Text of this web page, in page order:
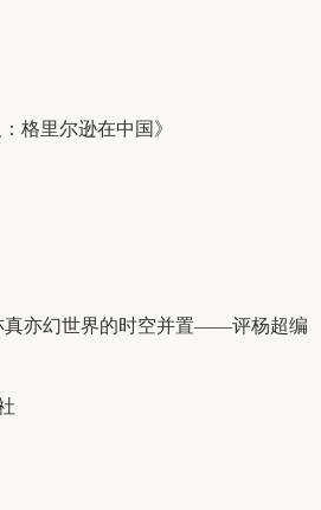
格里尔逊在中国》
真亦幻世界的时空并置——评杨超编